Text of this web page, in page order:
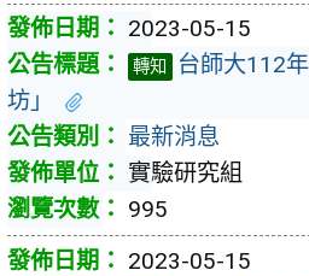
2023-05-15
轉知
台師大112
坊」
最新消息
實驗研究組
995
2023-05-15